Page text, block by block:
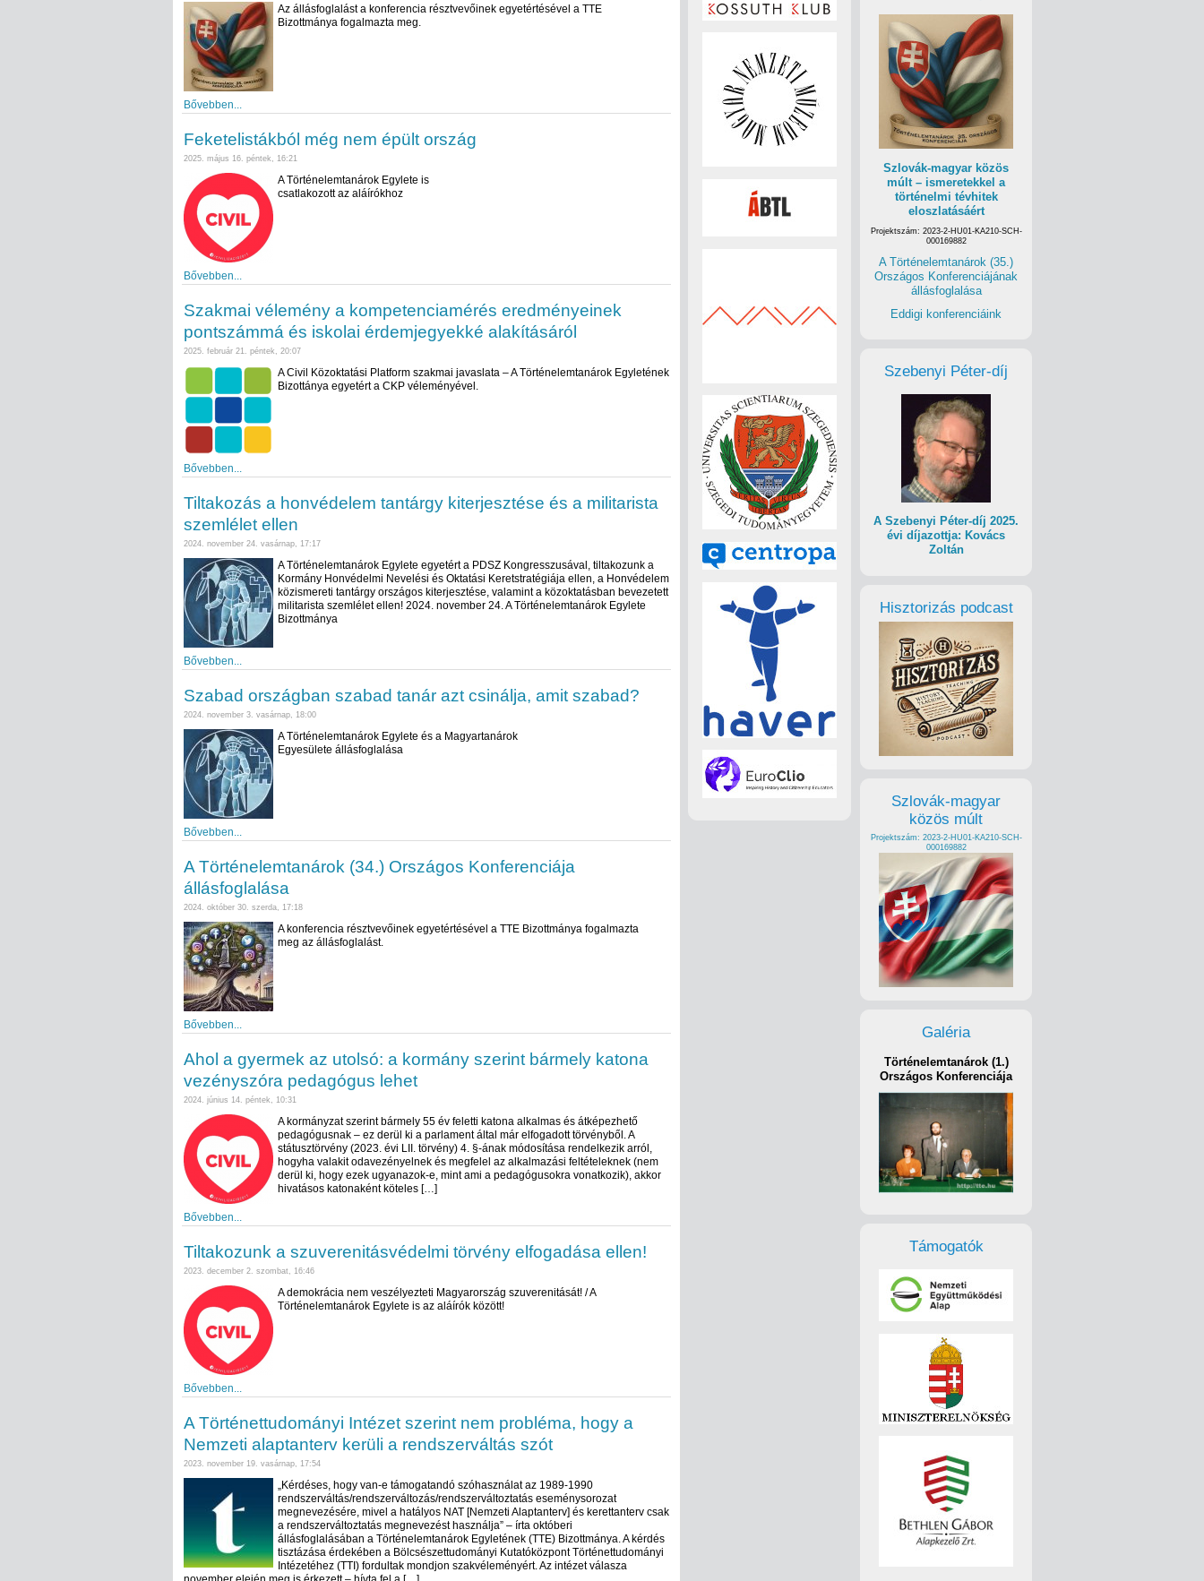
Az állásfoglalást a konferencia résztvevőinek egyetértésével a TTE
Bizottmánya fogalmazta meg.
Bővebben...
Feketelistákból még nem épült ország
2025. május 16. péntek, 16:21
A Történelemtanárok Egylete is
csatlakozott az aláírókhoz
Bővebben...
Szakmai vélemény a kompetenciamérés eredményeinek
pontszámmá és iskolai érdemjegyekké alakításáról
2025. február 21. péntek, 20:07
A Civil Közoktatási Platform szakmai javaslata – A Történelemtanárok Egyletének
Bizottánya egyetért a CKP véleményével.
Bővebben...
Tiltakozás a honvédelem tantárgy kiterjesztése és a militarista
szemlélet ellen
2024. november 24. vasárnap, 17:17
A Történelemtanárok Egylete egyetért a PDSZ Kongresszusával, tiltakozunk a
Kormány Honvédelmi Nevelési és Oktatási Keretstratégiája ellen, a Honvédelem
közismereti tantárgy országos kiterjesztése, valamint a közoktatásban bevezetett
militarista szemlélet ellen! 2024. november 24. A Történelemtanárok Egylete
Bizottmánya
Bővebben...
Szabad országban szabad tanár azt csinálja, amit szabad?
2024. november 3. vasárnap, 18:00
A Történelemtanárok Egylete és a Magyartanárok
Egyesülete állásfoglalása
Bővebben...
A Történelemtanárok (34.) Országos Konferenciája
állásfoglalása
2024. október 30. szerda, 17:18
A konferencia résztvevőinek egyetértésével a TTE Bizottmánya fogalmazta
meg az állásfoglalást.
Bővebben...
Ahol a gyermek az utolsó: a kormány szerint bármely katona
vezényszóra pedagógus lehet
2024. június 14. péntek, 10:31
A kormányzat szerint bármely 55 év feletti katona alkalmas és átképezhető
pedagógusnak – ez derül ki a parlament által már elfogadott törvényből. A
státusztörvény (2023. évi LII. törvény) 4. §-ának módosítása rendelkezik arról,
hogyha valakit odavezényelnek és megfelel az alkalmazási feltételeknek (nem
derül ki, hogy ezek ugyanazok-e, mint ami a pedagógusokra vonatkozik), akkor
hivatásos katonaként köteles […]
Bővebben...
Tiltakozunk a szuverenitásvédelmi törvény elfogadása ellen!
2023. december 2. szombat, 16:46
A demokrácia nem veszélyezteti Magyarország szuverenitását! / A
Történelemtanárok Egylete is az aláírók között!
Bővebben...
A Történettudományi Intézet szerint nem probléma, hogy a
Nemzeti alaptanterv kerüli a rendszerváltás szót
2023. november 19. vasárnap, 17:54
„Kérdéses, hogy van-e támogatandó szóhasználat az 1989-1990
rendszerváltás/rendszerváltozás/rendszerváltoztatás eseménysorozat
megnevezésére, mivel a hatályos NAT [Nemzeti Alaptanterv] és kerettanterv csak
a rendszerváltoztatás megnevezést használja” – írta októberi
állásfoglalásában a Történelemtanárok Egyletének (TTE) Bizottmánya. A kérdés
tisztázása érdekében a Bölcsészettudományi Kutatóközpont Történettudományi
Intézetéhez (TTI) fordultak mondjon szakvéleményért. Az intézet válasza
november elején meg is érkezett – hívta fel a […]
Szlovák-magyar közös
múlt – ismeretekkel a
történelmi tévhitek
eloszlatásáért
Projektszám: 2023-2-HU01-KA210-SCH-
000169882
A Történelemtanárok (35.)
Országos Konferenciájának
állásfoglalása
Eddigi konferenciáink
Szebenyi Péter-díj
A Szebenyi Péter-díj 2025.
évi díjazottja: Kovács
Zoltán
Hisztorizás podcast
Szlovák-magyar
közös múlt
Projektszám: 2023-2-HU01-KA210-SCH-
000169882
Galéria
Történelemtanárok (1.)
Országos Konferenciája
Támogatók